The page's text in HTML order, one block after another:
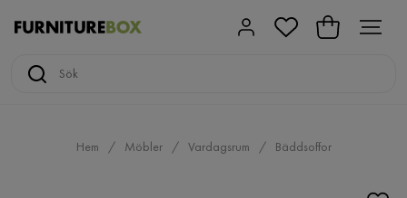
Hem Möbler Vardagsrum Bäddsoffor